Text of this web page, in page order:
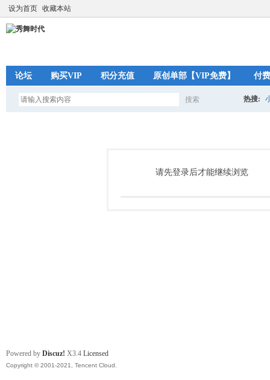
设为首页 收藏本站
论坛 购买VIP 积分充值 原创单部【VIP免费】 付
搜索
索
热搜:
请先登录后才能继续浏览
Powered by Discuz! X3.4 Licensed
Copyright © 2001-2021, Tencent Cloud.